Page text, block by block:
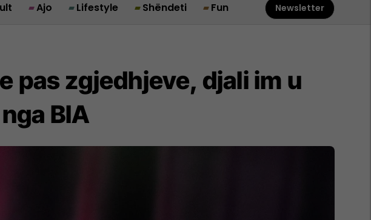
Ajo Lifestyle Shëndeti Fun Newsletter
pas zgjedhjeve, djali im u
BIA